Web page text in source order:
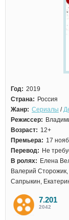
Год: 2019
Страна: Россия
Жанр: Сериалы /
Режиссер:
Возраст: 12+
Премьера: 17
Перевод: Не
В ролях: Елена
Валерий
Сапрыкин,
7.201
2042